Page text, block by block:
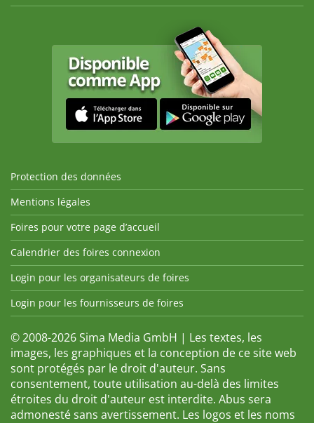
Protection des données
Mentions légales
Foires pour votre page d’accueil
Calendrier des foires connexion
Login pour les organisateurs de foires
Login pour les fournisseurs de foires
© 2008-2026 Sima Media GmbH | Les textes, les
images, les graphiques et la conception de ce site web
sont protégés par le droit d'auteur. Sans
consentement, toute utilisation au-delà des limites
étroites du droit d'auteur est interdite. Abus sera
admonesté sans avertissement. Les logos et les noms